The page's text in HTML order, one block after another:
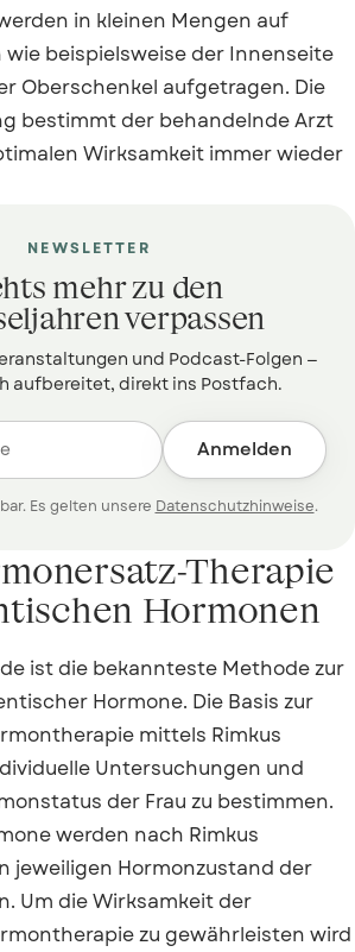
in kleinen Mengen auf
beispielsweise der Innenseite
Oberschenkel aufgetragen. Die
bestimmt der behandelnde Arzt
Wirksamkeit immer wieder
NEWSLETTER
mehr zu den
verpassen
und Podcast-Folgen —
aufbereitet, direkt ins Postfach.
Anmelden
Es gelten unsere Datenschutzhinweise.
Therapie
Hormonen
ist die bekannteste Methode zur
Hormone. Die Basis zur
mittels Rimkus
Untersuchungen und
der Frau zu bestimmen.
werden nach Rimkus
jeweiligen Hormonzustand der
Um die Wirksamkeit der
zu gewährleisten wird